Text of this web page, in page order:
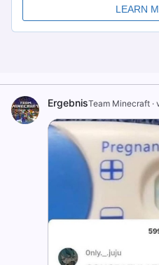
ErgebnisTeam Minecraft ·